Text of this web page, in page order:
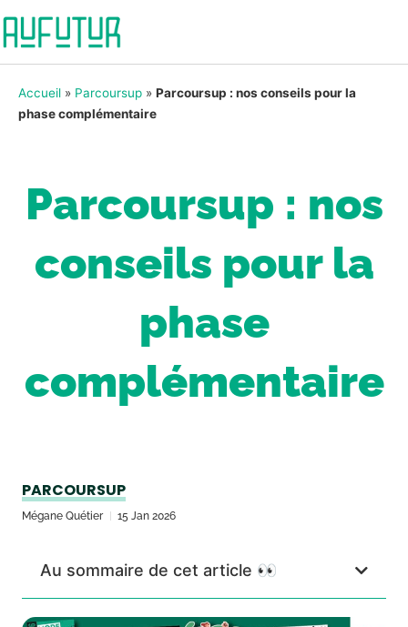
Accueil » Parcoursup » Parcoursup : nos conseils pour la
phase complémentaire
Parcoursup : nos
conseils pour la
phase
complémentaire
PARCOURSUP
Mégane Quétier 15 Jan 2026
Au sommaire de cet article 👀